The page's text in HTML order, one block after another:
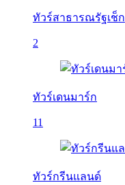
ทัวร์สาธารณรัฐเช็ก
2
ทัวร์เดนมาร์ก
11
ทัวร์กรีนแลนด์